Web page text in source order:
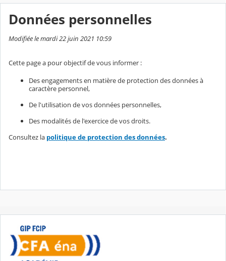
Données personnelles
Modifiée le mardi 22 juin 2021 10:59
Cette page a pour objectif de vous informer :
Des engagements en matière de protection des données à
caractère personnel,
De l'utilisation de vos données personnelles,
Des modalités de l'exercice de vos droits.
Consultez la politique de protection des données.